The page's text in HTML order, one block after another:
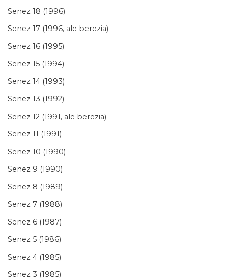
Senez 18 (1996)
Senez 17 (1996, ale berezia)
Senez 16 (1995)
Senez 15 (1994)
Senez 14 (1993)
Senez 13 (1992)
Senez 12 (1991, ale berezia)
Senez 11 (1991)
Senez 10 (1990)
Senez 9 (1990)
Senez 8 (1989)
Senez 7 (1988)
Senez 6 (1987)
Senez 5 (1986)
Senez 4 (1985)
Senez 3 (1985)